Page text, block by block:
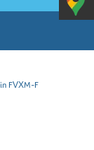
FVXM-F